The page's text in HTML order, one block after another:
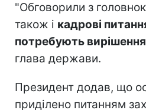
"Обговорили з
також і кадрові
потребують вирішення
глава держави.
Президент додав, що
приділено питанням